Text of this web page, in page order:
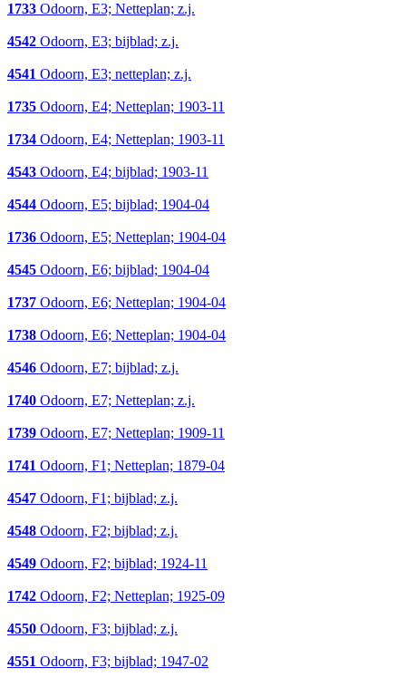
1733 Odoorn, E3; Netteplan; z.j.
4542 Odoorn, E3; bijblad; z.j.
4541 Odoorn, E3; netteplan; z.j.
1735 Odoorn, E4; Netteplan; 1903-11
1734 Odoorn, E4; Netteplan; 1903-11
4543 Odoorn, E4; bijblad; 1903-11
4544 Odoorn, E5; bijblad; 1904-04
1736 Odoorn, E5; Netteplan; 1904-04
4545 Odoorn, E6; bijblad; 1904-04
1737 Odoorn, E6; Netteplan; 1904-04
1738 Odoorn, E6; Netteplan; 1904-04
4546 Odoorn, E7; bijblad; z.j.
1740 Odoorn, E7; Netteplan; z.j.
1739 Odoorn, E7; Netteplan; 1909-11
1741 Odoorn, F1; Netteplan; 1879-04
4547 Odoorn, F1; bijblad; z.j.
4548 Odoorn, F2; bijblad; z.j.
4549 Odoorn, F2; bijblad; 1924-11
1742 Odoorn, F2; Netteplan; 1925-09
4550 Odoorn, F3; bijblad; z.j.
4551 Odoorn, F3; bijblad; 1947-02